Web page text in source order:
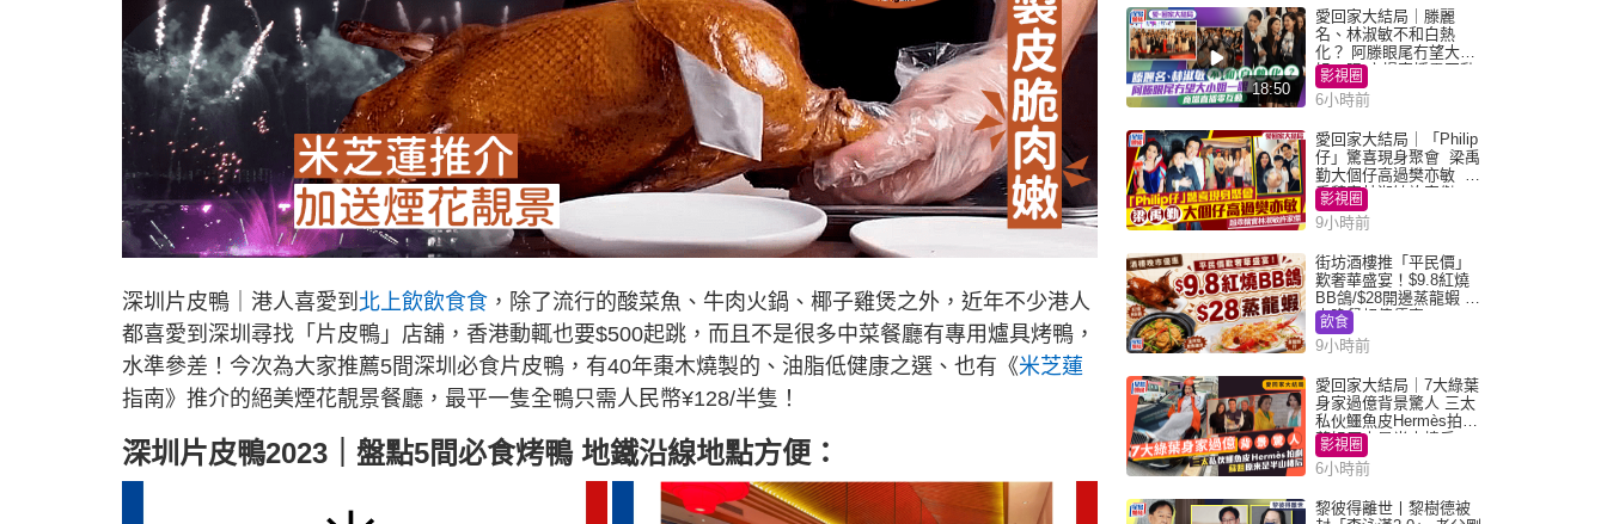
深圳片皮鴨｜港人喜愛到 北上飲飲食食 ，除了流行的酸菜魚、牛肉火鍋、椰子雞煲之外，近年不少港人
都喜愛到深圳尋找「片皮鴨」店舖，香港動輒也要$500起跳，而且不是很多中菜餐廳有專用爐具烤鴨，
水準參差！今次為大家推薦5間深圳必食片皮鴨，有40年棗木燒製的、油脂低健康之選、也有《米芝蓮
指南》推介的絕美煙花靚景餐廳，最平一隻全鴨只需人民幣¥128/半隻！
深圳片皮鴨2023｜盤點5間必食烤鴨 地鐵沿線地點方便：
18:50
愛回家大結局｜滕麗
名、林淑敏不和白熱
化？ 阿滕眼尾冇望大小
姐一眼 商場直播零互動
影視圈
6小時前
愛回家大結局｜「Philip
仔」驚喜現身聚會 梁禹
勤大個仔高過樊亦敏 超
乖黐實林淑敏許家傑
影視圈
9小時前
街坊酒樓推「平民價」
歎奢華盛宴！$9.8紅燒
BB鴿/$28開邊蒸龍蝦 3
大晚餐超值優惠
飲食
9小時前
愛回家大結局｜7大綠葉
身家過億背景驚人 三太
私伙鱷魚皮Hermès拍劇
蘇姐原來是半山樓后
影視圈
6小時前
黎彼得離世丨黎樹德被